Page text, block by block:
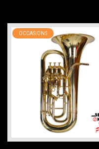
OCCASIONS